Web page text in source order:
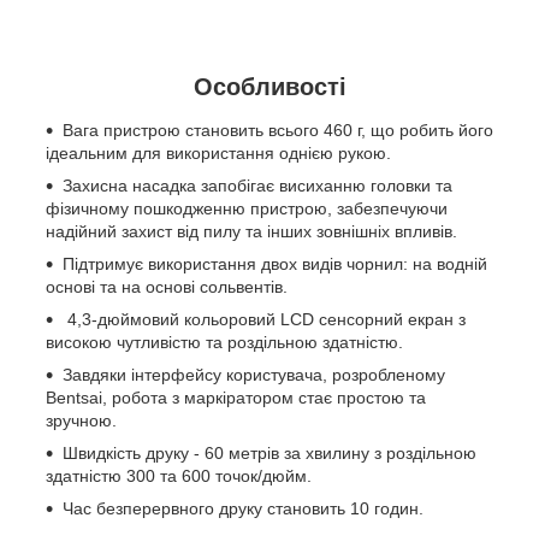
Особливості
Вага пристрою становить всього 460 г, що робить його
ідеальним для використання однією рукою.
Захисна насадка запобігає висиханню головки та
фізичному пошкодженню пристрою, забезпечуючи
надійний захист від пилу та інших зовнішніх впливів.
Підтримує використання двох видів чорнил: на водній
основі та на основі сольвентів.
4,3-дюймовий кольоровий LCD сенсорний екран з
високою чутливістю та роздільною здатністю.
Завдяки інтерфейсу користувача, розробленому
Bentsai, робота з маркіратором стає простою та
зручною.
Швидкість друку - 60 метрів за хвилину з роздільною
здатністю 300 та 600 точок/дюйм.
Час безперервного друку становить 10 годин.